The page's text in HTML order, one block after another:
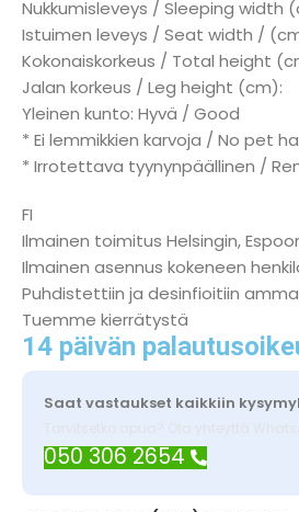
Nukkumisleveys / Sleeping width
Istuimen leveys / Seat width /
Kokonaiskorkeus / Total height
Jalan korkeus / Leg height (cm):
Yleinen kunto: Hyvä / Good
* Ei lemmikkien karvoja / No pet
* Irrotettava tyynynpäällinen /
FI
Ilmainen toimitus Helsingin,
Ilmainen asennus kokeneen
Puhdistettiin ja desinfioitiin
Tuemme kierrätystä
14 päivän
Saat vastaukset kaikkiin
Tarvitsetko apua? Ota yhteyttä
050 306 2654